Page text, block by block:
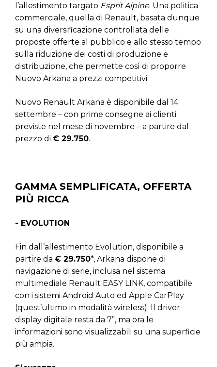
l’allestimento targato Esprit Alpine. Una politica
commerciale, quella di Renault, basata dunque
su una diversificazione controllata delle
proposte offerte al pubblico e allo stesso tempo
sulla riduzione dei costi di produzione e
distribuzione, che permette così di proporre
Nuovo Arkana a prezzi competitivi.
Nuovo Renault Arkana è disponibile dal 14
settembre – con prime consegne ai clienti
previste nel mese di novembre – a partire dal
prezzo di € 29.750.
GAMMA SEMPLIFICATA, OFFERTA
PIÙ RICCA
- EVOLUTION
Fin dall’allestimento Evolution, disponibile a
partire da € 29.750*, Arkana dispone di
navigazione di serie, inclusa nel sistema
multimediale Renault EASY LINK, compatibile
con i sistemi Android Auto ed Apple CarPlay
(quest’ultimo in modalità wireless). Il driver
display digitale resta da 7”, ma ora le
informazioni sono visualizzabili su una superficie
più ampia.